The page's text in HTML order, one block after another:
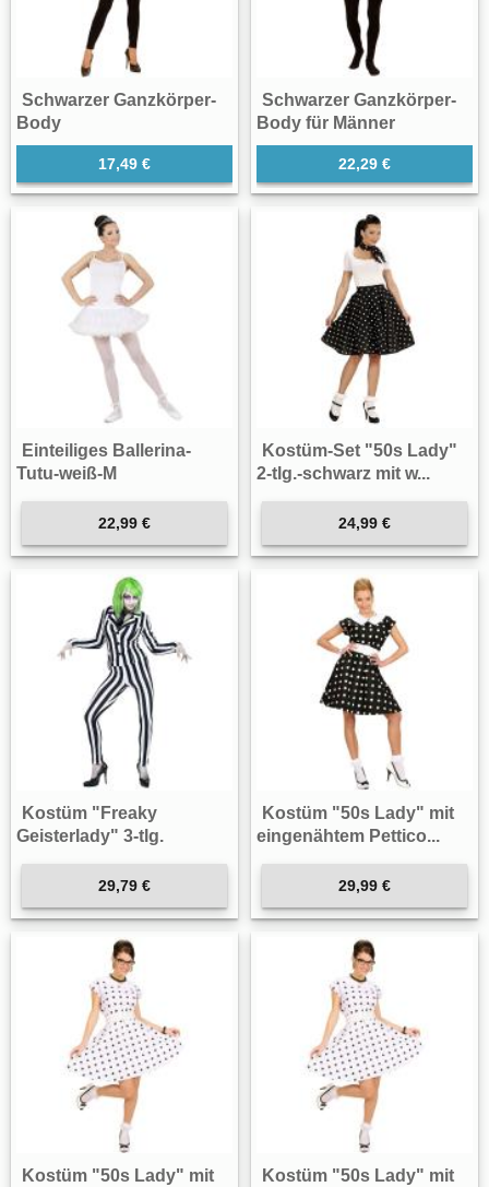
Schwarzer Ganzkörper-
Body
17,49 €
Schwarzer Ganzkörper-
Body für Männer
22,29 €
Einteiliges Ballerina-
Tutu-weiß-M
22,99 €
Kostüm-Set "50s Lady"
2-tlg.-schwarz mit w...
24,99 €
Kostüm "Freaky
Geisterlady" 3-tlg.
29,79 €
Kostüm "50s Lady" mit
eingenähtem Pettico...
29,99 €
Kostüm "50s Lady" mit
Kostüm "50s Lady" mit